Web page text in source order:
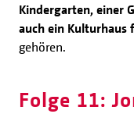
Kindergarten, einer
auch ein Kulturhaus
gehören.
Folge 11: